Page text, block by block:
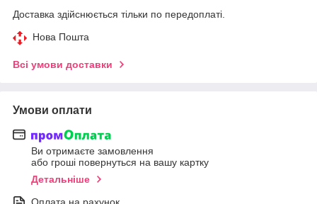
Доставка здійснюється тільки по передоплаті.
Нова Пошта
Всі умови доставки
Умови оплати
Ви отримаєте замовлення
або гроші повернуться на вашу картку
Детальніше